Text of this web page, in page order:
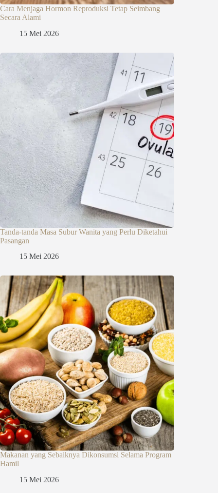
Cara Menjaga Hormon Reproduksi Tetap Seimbang
Secara Alami
15 Mei 2026
Tanda-tanda Masa Subur Wanita yang Perlu Diketahui
Pasangan
15 Mei 2026
Makanan yang Sebaiknya Dikonsumsi Selama Program
Hamil
15 Mei 2026